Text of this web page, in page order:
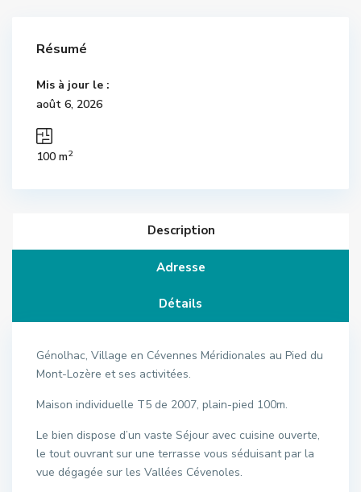
Résumé
Mis à jour le :
août 6, 2026
100 m2
Description
Adresse
Détails
Génolhac, Village en Cévennes Méridionales au Pied du
Mont-Lozère et ses activitées.
Maison individuelle T5 de 2007, plain-pied 100m.
Le bien dispose d’un vaste Séjour avec cuisine ouverte,
le tout ouvrant sur une terrasse vous séduisant par la
vue dégagée sur les Vallées Cévenoles.